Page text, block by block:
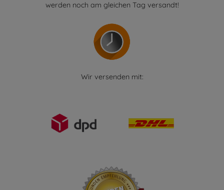
werden noch am gleichen Tag versandt!
Wir versenden mit: